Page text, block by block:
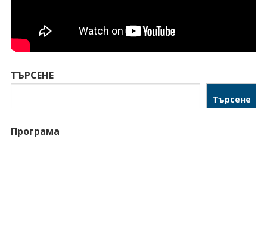
ТЪРСЕНЕ
Търсене
Програма